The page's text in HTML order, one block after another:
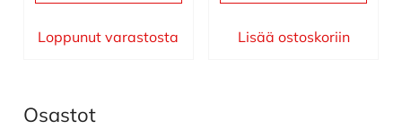
Loppunut varastosta Lisää ostoskoriin
Ensisijainen
Osastot